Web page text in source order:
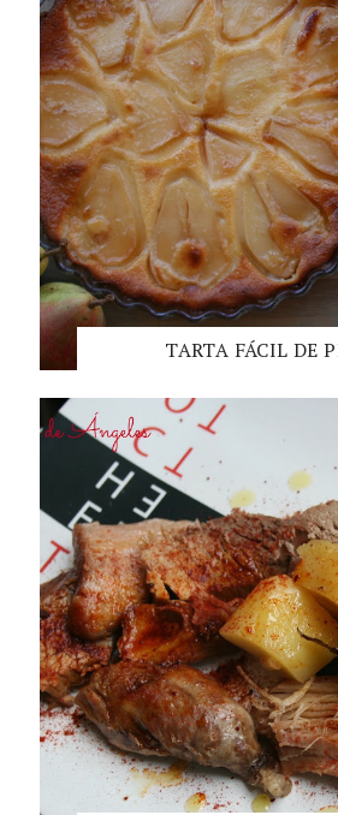
TARTA FÁCIL DE